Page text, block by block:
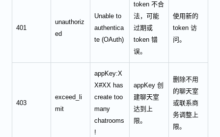
401
unauthoriz
ed
Unable to
authentica
te (OAuth)
token 不合
法，可能
过期或
token 错
误。
使用新的
token 访
问。
403
exceed_li
mit
appKey:X
X#XX has
create too
many
chatrooms
!
appKey 创
建聊天室
达到上
限。
删除不用
的聊天室
或联系商
务调整上
限。